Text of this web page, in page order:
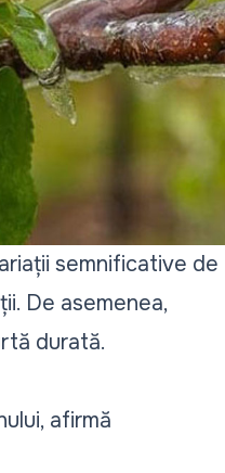
semnificative de
De asemenea,
durată.
afirmă